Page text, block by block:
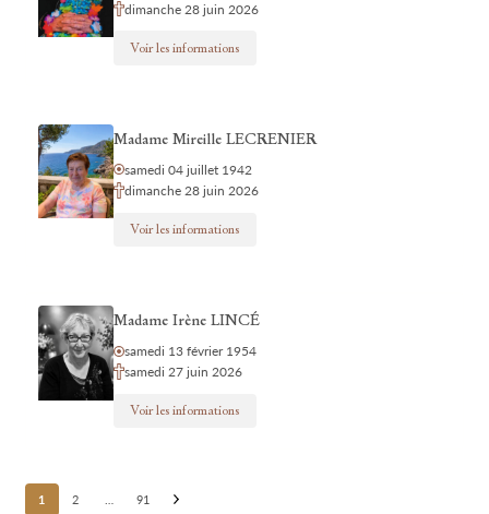
dimanche 28 juin 2026
Voir les informations
Madame Mireille LECRENIER
samedi 04 juillet 1942
dimanche 28 juin 2026
Voir les informations
Madame Irène LINCÉ
samedi 13 février 1954
samedi 27 juin 2026
Voir les informations
Posts
1 2 91